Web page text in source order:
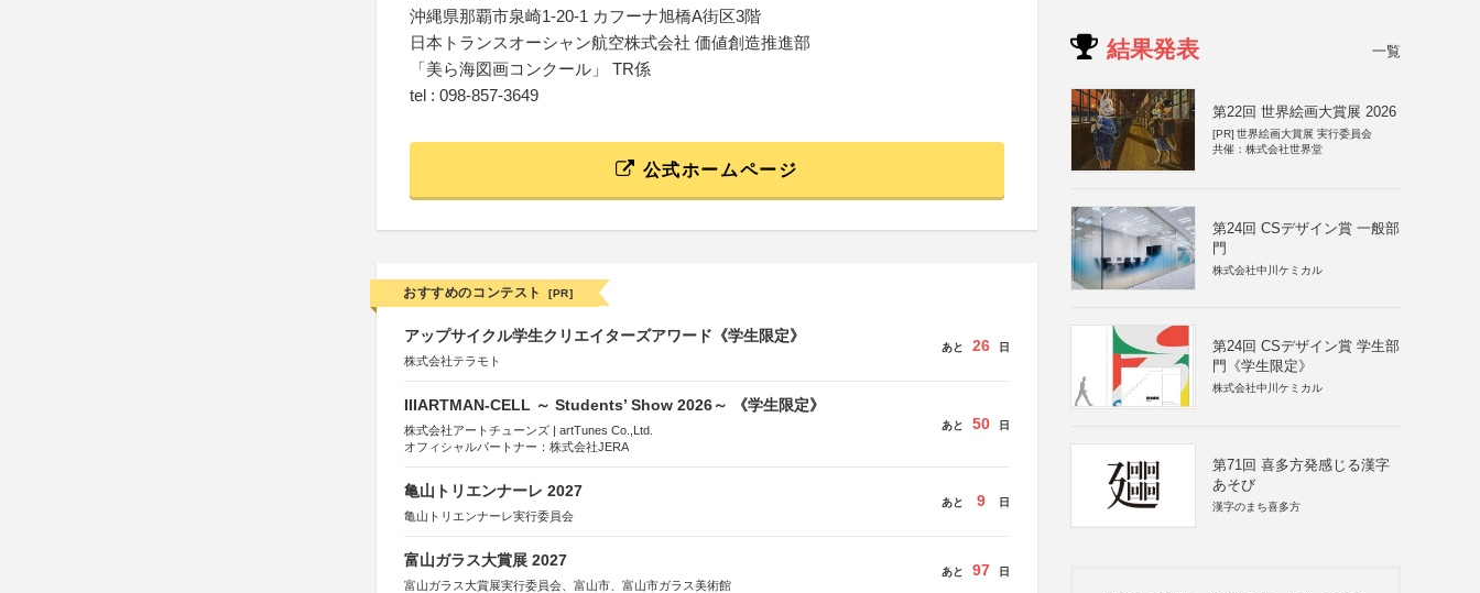
沖縄県那覇市泉崎1-20-1 カフーナ旭橋A街区3階
日本トランスオーシャン航空株式会社 価値創造推進部
「美ら海図画コンクール」 TR係
tel : 098-857-3649
公式ホームページ
おすすめのコンテスト [PR]
アップサイクル学生クリエイターズアワード《学生限定》
株式会社テラモト
あと 26 日
IIIARTMAN-CELL ～ Students’ Show 2026～ 《学生限定》
株式会社アートチューンズ | artTunes Co.,Ltd.
オフィシャルパートナー：株式会社JERA
あと 50 日
亀山トリエンナーレ 2027
亀山トリエンナーレ実行委員会
あと 9 日
富山ガラス大賞展 2027
富山ガラス大賞展実行委員会、富山市、富山市ガラス美術館
あと 97 日
結果発表 一覧
第22回 世界絵画大賞展 2026
[PR] 世界絵画大賞展 実行委員会
共催：株式会社世界堂
第24回 CSデザイン賞 一般部
門
株式会社中川ケミカル
第24回 CSデザイン賞 学生部
門《学生限定》
株式会社中川ケミカル
第71回 喜多方発感じる漢字
あそび
漢字のまち喜多方